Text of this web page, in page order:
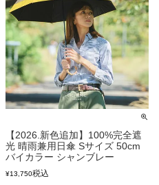
【2026.新色追加】100%完全遮
光 晴雨兼用日傘 Sサイズ 50cm
バイカラー シャンブレー
¥13,750税込